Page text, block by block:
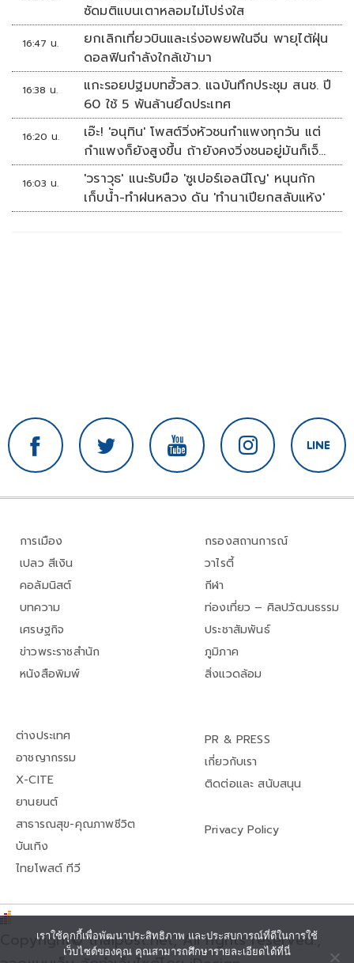
ซัดมติแบนเตาหลอมไม่โปร่งใส
16:47 น.
ยกเลิกเที่ยวบินและเร่งอพยพในจีน พายุไต้ฝุ่น
ดอลฟินกำลังใกล้เข้ามา
16:38 น.
แกะรอยปฐมบทฮั้วสว. แฉบันทึกประชุม สนช. ปี
60 ใช้ 5 พันล้านยึดประเทศ
16:20 น.
เอ๊ะ! 'อนุทิน' โพสต์วิ่งหัวชนกำแพงทุกวัน แต่
กำแพงก็ยังสูงขึ้น ถ้ายังคงวิ่งชนอยู่มันก็เจ็บ
หัวอีก
16:03 น.
'วราวุธ' แนะรับมือ 'ซูเปอร์เอลนีโญ' หนุนกัก
เก็บน้ำ-ทำฝนหลวง ดัน 'ทำนาเปียกสลับแห้ง'
การเมือง
เปลว สีเงิน
คอลัมนิสต์
บทความ
เศรษฐกิจ
ข่าวพระราชสำนัก
หนังสือพิมพ์
กรองสถานการณ์
วาไรตี้
กีฬา
ท่องเที่ยว – ศิลปวัฒนธรรม
ประชาสัมพันธ์
ภูมิภาค
สิ่งแวดล้อม
ต่างประเทศ
อาชญากรรม
X-CITE
ยานยนต์
สาธารณสุข-คุณภาพชีวิต
บันเทิง
ไทยโพสต์ ทีวี
PR & PRESS
เกี่ยวกับเรา
ติดต่อและ สนับสนุน
Privacy Policy
Copyright© thaipost.net, All rights reserved.,
เราใช้คุกกี้เพื่อพัฒนาประสิทธิภาพ และประสบการณ์ที่ดีในการใช้
เว็บไซต์ของคุณ คุณสามารถศึกษารายละเอียดได้ที่นี่